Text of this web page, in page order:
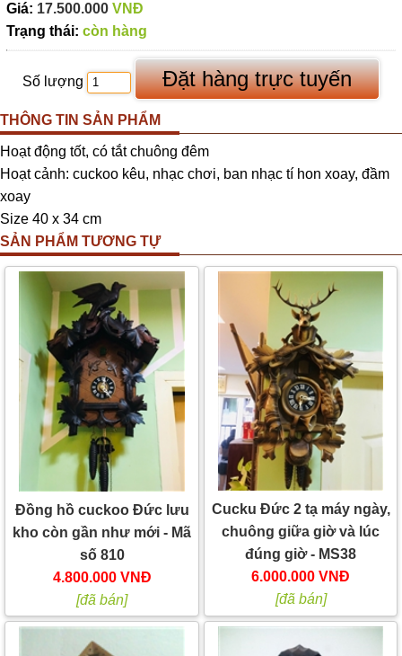
Giá: 17.500.000 VNĐ
Trạng thái: còn hàng
Số lượng
THÔNG TIN SẢN PHẨM
Hoạt động tốt, có tắt chuông đêm
Hoạt cảnh: cuckoo kêu, nhạc chơi, ban nhạc tí hon xoay, đầm
xoay
Size 40 x 34 cm
SẢN PHẨM TƯƠNG TỰ
Đồng hồ cuckoo Đức lưu
kho còn gần như mới - Mã
số 810
4.800.000 VNĐ
[đã bán]
Cucku Đức 2 tạ máy ngày,
chuông giữa giờ và lúc
đúng giờ - MS38
6.000.000 VNĐ
[đã bán]